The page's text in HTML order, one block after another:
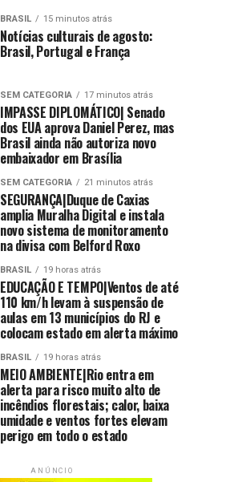
BRASIL 15 minutos atrás
Notícias culturais de agosto:
Brasil, Portugal e França
SEM CATEGORIA 17 minutos atrás
IMPASSE DIPLOMÁTICO| Senado
dos EUA aprova Daniel Perez, mas
Brasil ainda não autoriza novo
embaixador em Brasília
SEM CATEGORIA 21 minutos atrás
SEGURANÇA|Duque de Caxias
amplia Muralha Digital e instala
novo sistema de monitoramento
na divisa com Belford Roxo
BRASIL 19 horas atrás
EDUCAÇÃO E TEMPO|Ventos de até
110 km/h levam à suspensão de
aulas em 13 municípios do RJ e
colocam estado em alerta máximo
BRASIL 19 horas atrás
MEIO AMBIENTE|Rio entra em
alerta para risco muito alto de
incêndios florestais; calor, baixa
umidade e ventos fortes elevam
perigo em todo o estado
ANÚNCIO